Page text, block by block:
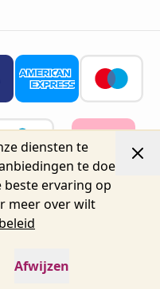
diensten te
te doen
ervaring op
meer over wilt
Afwijzen
72, Unit 15,
3 225 04 04